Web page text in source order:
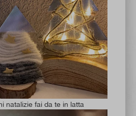
natalizie fai da te in latta